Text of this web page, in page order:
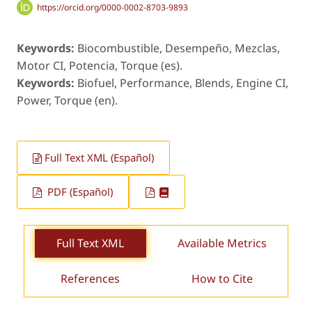
https://orcid.org/0000-0002-8703-9893
Keywords: Biocombustible, Desempeño, Mezclas,
Motor CI, Potencia, Torque (es).
Keywords: Biofuel, Performance, Blends, Engine CI,
Power, Torque (en).
Full Text XML (Español)
PDF (Español)
Full Text XML Available Metrics
References How to Cite